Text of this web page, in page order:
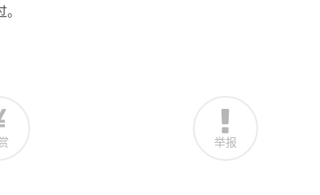
举报